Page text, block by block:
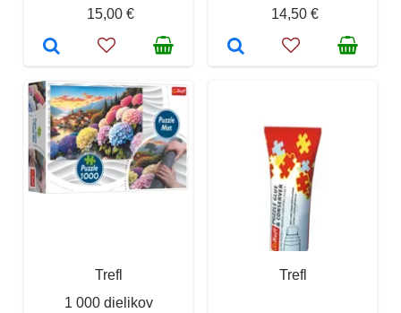
15,00 € 14,50 €
Trefl
1 000 dielikov
Trefl